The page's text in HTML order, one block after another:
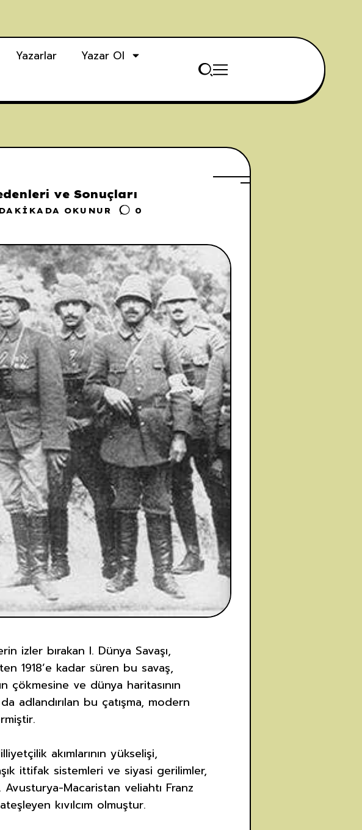
Yazarlar
Yazar Ol
ve Sonuçları
OKUNUR 0
izler bırakan I. Dünya Savaşı,
1918’e kadar süren bu savaş,
çökmesine ve dünya haritasının
adlandırılan bu çatışma, modern
akımlarının yükselişi,
ittifak sistemleri ve siyasi gerilimler,
Macaristan veliahtı Franz
kıvılcım olmuştur.